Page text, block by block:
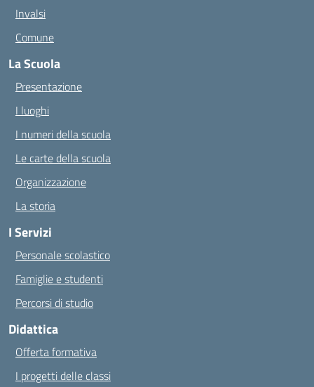
Invalsi
Comune
La Scuola
Presentazione
I luoghi
I numeri della scuola
Le carte della scuola
Organizzazione
La storia
I Servizi
Personale scolastico
Famiglie e studenti
Percorsi di studio
Didattica
Offerta formativa
I progetti delle classi